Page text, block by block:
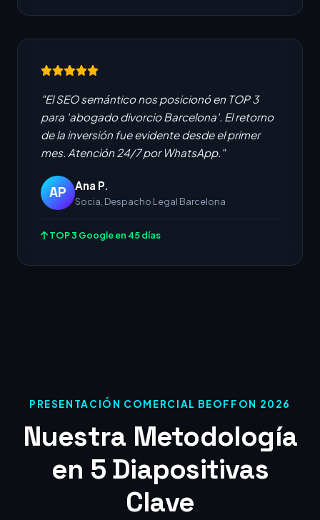
"El SEO semántico nos posicionó en TOP 3
para 'abogado divorcio Barcelona'. El retorno
de la inversión fue evidente desde el primer
mes. Atención 24/7 por WhatsApp."
AP Ana P.
Socia, Despacho Legal Barcelona
TOP 3 Google en 45 días
PRESENTACIÓN COMERCIAL BEOFFON 2026
Nuestra Metodología
en 5 Diapositivas
Clave